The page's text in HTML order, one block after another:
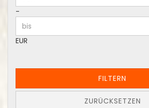
-
EUR
FILTERN
ZURÜCKSETZEN